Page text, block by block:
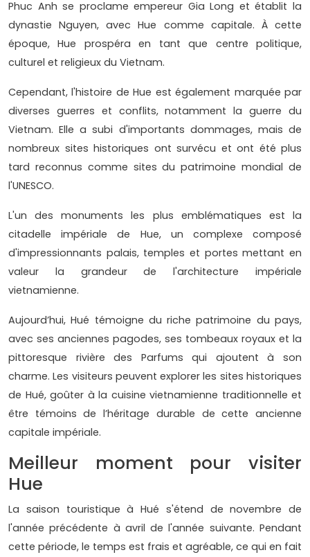
Phuc Anh se proclame empereur Gia Long et établit la
dynastie Nguyen, avec Hue comme capitale. À cette
époque, Hue prospéra en tant que centre politique,
culturel et religieux du Vietnam.
Cependant, l'histoire de Hue est également marquée par
diverses guerres et conflits, notamment la guerre du
Vietnam. Elle a subi d'importants dommages, mais de
nombreux sites historiques ont survécu et ont été plus
tard reconnus comme sites du patrimoine mondial de
l'UNESCO.
L'un des monuments les plus emblématiques est la
citadelle impériale de Hue, un complexe composé
d'impressionnants palais, temples et portes mettant en
valeur la grandeur de l'architecture impériale
vietnamienne.
Aujourd’hui, Hué témoigne du riche patrimoine du pays,
avec ses anciennes pagodes, ses tombeaux royaux et la
pittoresque rivière des Parfums qui ajoutent à son
charme. Les visiteurs peuvent explorer les sites historiques
de Hué, goûter à la cuisine vietnamienne traditionnelle et
être témoins de l’héritage durable de cette ancienne
capitale impériale.
Meilleur moment pour visiter
Hue
La saison touristique à Hué s'étend de novembre de
l'année précédente à avril de l'année suivante. Pendant
cette période, le temps est frais et agréable, ce qui en fait